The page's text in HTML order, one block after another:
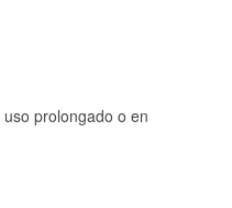
prolongado o en